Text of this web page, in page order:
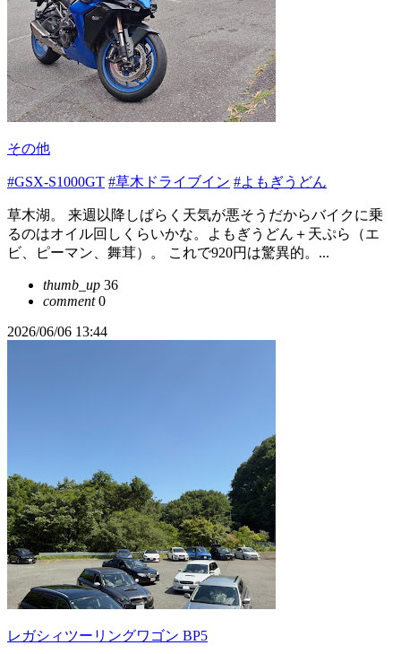
その他
#GSX-S1000GT #草木ドライブイン #よもぎうどん
草木湖。 来週以降しばらく天気が悪そうだからバイクに乗
るのはオイル回しくらいかな。よもぎうどん＋天ぷら（エ
ビ、ピーマン、舞茸）。 これで920円は驚異的。...
thumb_up 36
comment0
2026/06/06 13:44
レガシィツーリングワゴン BP5